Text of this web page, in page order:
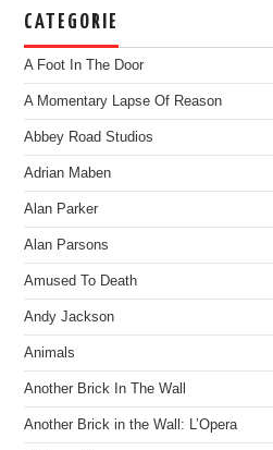
CATEGORIE
A Foot In The Door
A Momentary Lapse Of Reason
Abbey Road Studios
Adrian Maben
Alan Parker
Alan Parsons
Amused To Death
Andy Jackson
Animals
Another Brick In The Wall
Another Brick in the Wall: L’Opera